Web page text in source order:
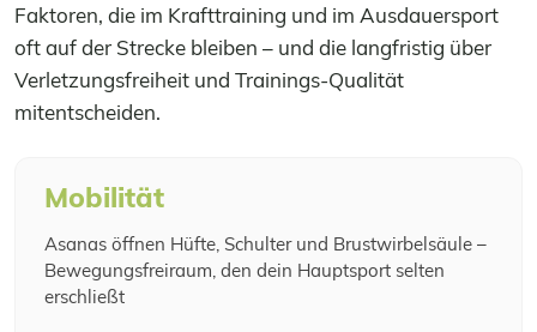
Faktoren, die im Krafttraining und im Ausdauersport
oft auf der Strecke bleiben – und die langfristig über
Verletzungsfreiheit und Trainings-Qualität
mitentscheiden.
Mobilität
Asanas öffnen Hüfte, Schulter und Brustwirbelsäule –
Bewegungsfreiraum, den dein Hauptsport selten
erschließt